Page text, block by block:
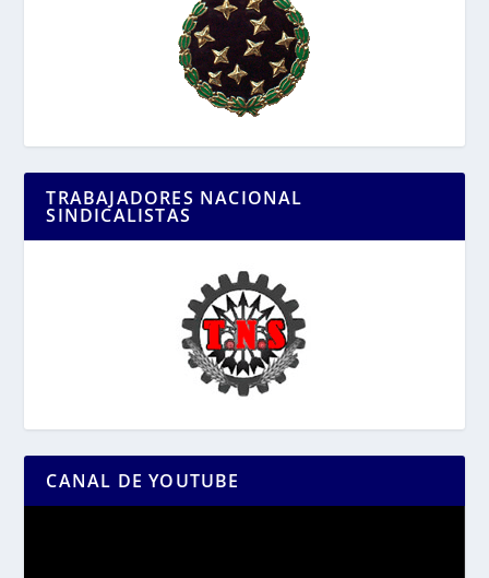
TRABAJADORES NACIONAL
SINDICALISTAS
CANAL DE YOUTUBE